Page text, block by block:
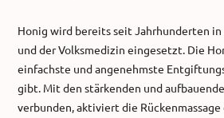
Honig wird bereits seit Jahrhunderten
und der Volksmedizin eingesetzt. Die
einfachste und angenehmste
gibt. Mit den stärkenden und
verbunden, aktiviert die Rückenmassage